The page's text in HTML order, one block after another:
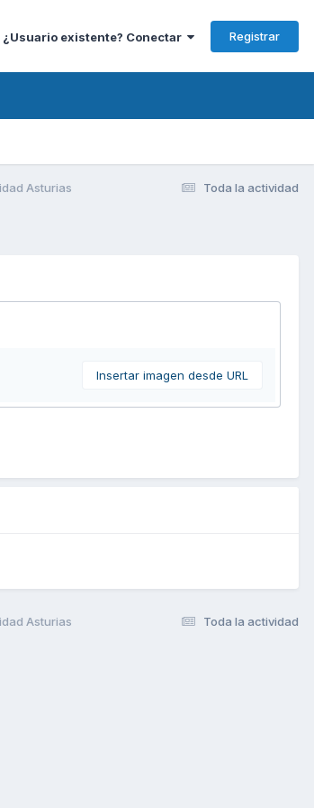
¿Usuario existente? Conectar Registrar
Toda la actividad
Asturias
Insertar imagen desde URL
Toda la actividad
Asturias